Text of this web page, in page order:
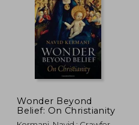
45%
dcto.
Wonder Beyond
Belief: On Christianity